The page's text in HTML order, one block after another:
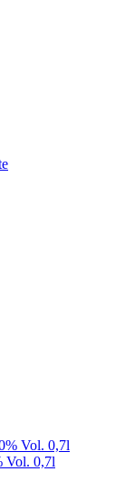
Vol. 0,7l